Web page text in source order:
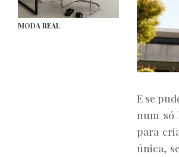
MODA REAL
E se
num só
para
única,